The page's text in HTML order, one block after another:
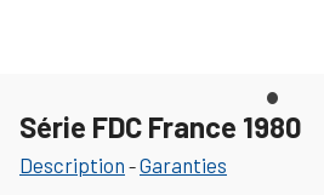
Série FDC France 1980
Description -Garanties